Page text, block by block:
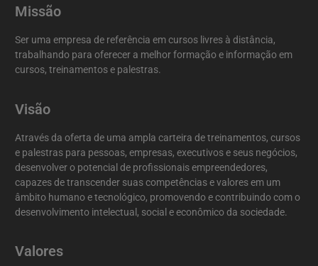
Missão
Ser uma empresa de referência em cursos livres à distância,
trabalhando para oferecer a melhor formação e informação em
cursos, treinamentos e palestras.
Visão
Através da oferta de uma ampla carteira de treinamentos, cursos
e palestras para pessoas, empresas, executivos e seus negócios,
desenvolver o potencial de profissionais empreendedores,
capazes de transcender suas competências e valores em um
âmbito humano e tecnológico, promovendo e contribuindo com o
desenvolvimento intelectual, social e econômico da sociedade.
Valores